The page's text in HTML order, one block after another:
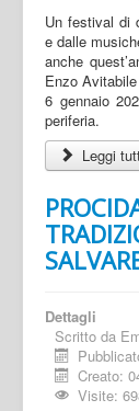
Un festival di
e dalle
anche
Enzo
6 gennaio
periferia.
Leggi
Dettagli
Scritto da
Creato:
Visite: